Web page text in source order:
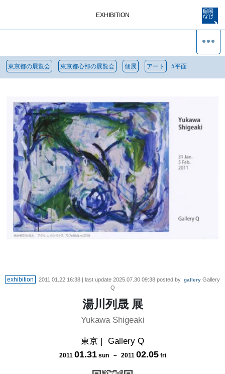
EXHIBITION
東京都の展覧会 東京都心部の展覧会 個展 アート #平面
exhibition 2011.01.22 16:38 | last update 2025.07.30 09:38 posted by gallery Gallery
Q
湯川列晟 展
Yukawa Shigeaki
東京 | Gallery Q
2011 01.31 sun－ 2011 02.05 fri